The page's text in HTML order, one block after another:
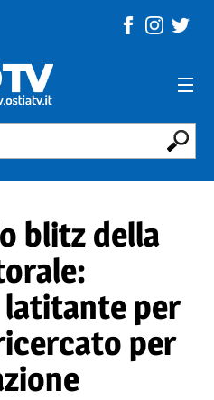
blitz della
per
per